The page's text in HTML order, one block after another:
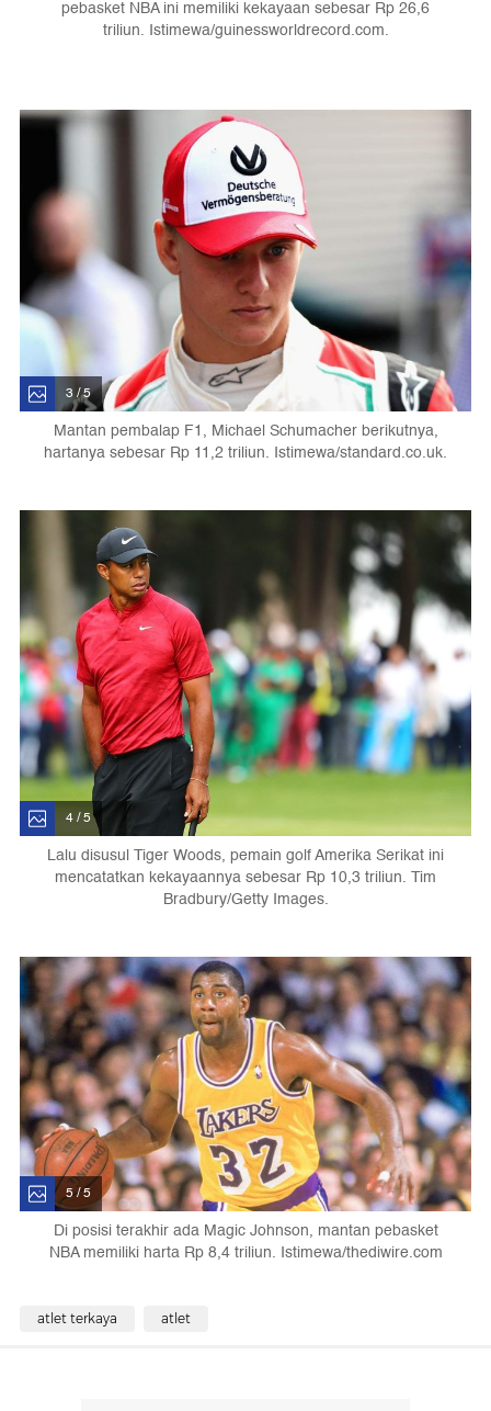
pebasket NBA ini memiliki kekayaan sebesar Rp 26,6
triliun. Istimewa/guinessworldrecord.com.
3 / 5
Mantan pembalap F1, Michael Schumacher berikutnya,
hartanya sebesar Rp 11,2 triliun. Istimewa/standard.co.uk.
4 / 5
Lalu disusul Tiger Woods, pemain golf Amerika Serikat ini
mencatatkan kekayaannya sebesar Rp 10,3 triliun. Tim
Bradbury/Getty Images.
5 / 5
Di posisi terakhir ada Magic Johnson, mantan pebasket
NBA memiliki harta Rp 8,4 triliun. Istimewa/thediwire.com
atlet terkaya atlet